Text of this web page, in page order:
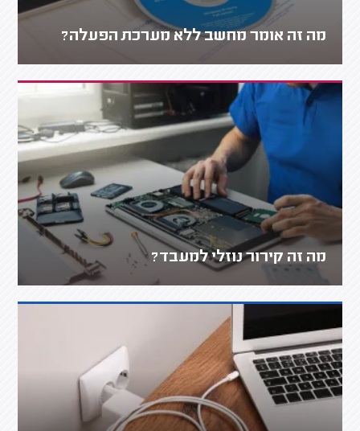
מה זה אומר מחשב ללא מערכת הפעלה?
מה זה קירור נוזלי למעבד?